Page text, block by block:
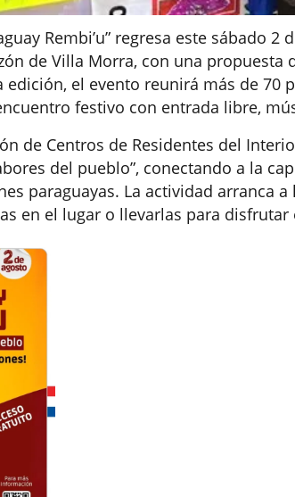
Rembi’u” regresa este sábado 2
de Villa Morra, con una propuesta
edición, el evento reunirá más de 70
festivo con entrada libre,
de Centros de Residentes del
del pueblo”, conectando a la
paraguayas. La actividad arranca a
en el lugar o llevarlas para disfrutar